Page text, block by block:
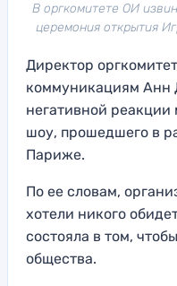
В оргкомитете ОИ
церемония открытия
Директор
коммуникациям Анн
негативной реакции
шоу, прошедшего в
Париже.
По ее словам,
хотели никого
состояла в том,
общества.